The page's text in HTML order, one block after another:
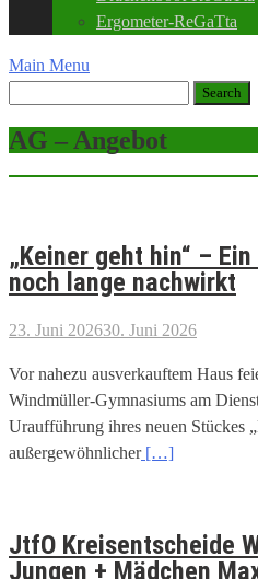
Ergometer-ReGaTta
Main Menu
AG – Angebot
„Keiner geht hin“ –
noch lange nachwirkt
23. Juni 202630. Juni 2026
Vor nahezu ausverkauftem Haus
Windmüller-Gymnasiums am
Uraufführung ihres neuen Stückes
außergewöhnlicher[…]
JtfO Kreisentscheide
Jungen + Mädchen